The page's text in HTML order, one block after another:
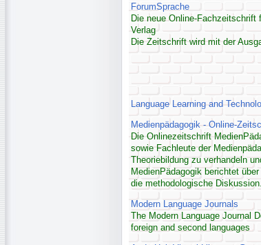
ForumSprache
Die neue Online-Fachzeitschrift
Verlag
Die Zeitschrift wird mit der
Language Learning and
Medienpädagogik - Online-
Die Onlinezeitschrift
sowie Fachleute der
Theoriebildung zu verhandeln
MedienPädagogik berichtet
die methodologische Diskussion.
Modern Language Journals
The Modern Language Journal
foreign and second languages